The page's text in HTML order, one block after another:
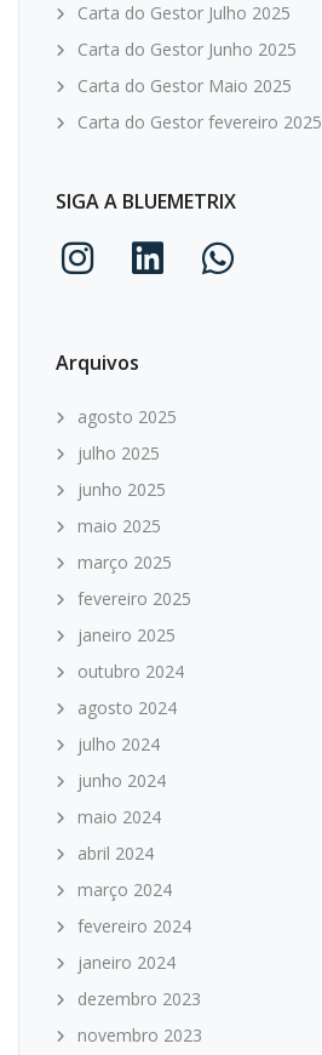
Carta do Gestor Julho 2025
Carta do Gestor Junho 2025
Carta do Gestor Maio 2025
Carta do Gestor fevereiro 2025
SIGA A BLUEMETRIX
Arquivos
agosto 2025
julho 2025
junho 2025
maio 2025
março 2025
fevereiro 2025
janeiro 2025
outubro 2024
agosto 2024
julho 2024
junho 2024
maio 2024
abril 2024
março 2024
fevereiro 2024
janeiro 2024
dezembro 2023
novembro 2023